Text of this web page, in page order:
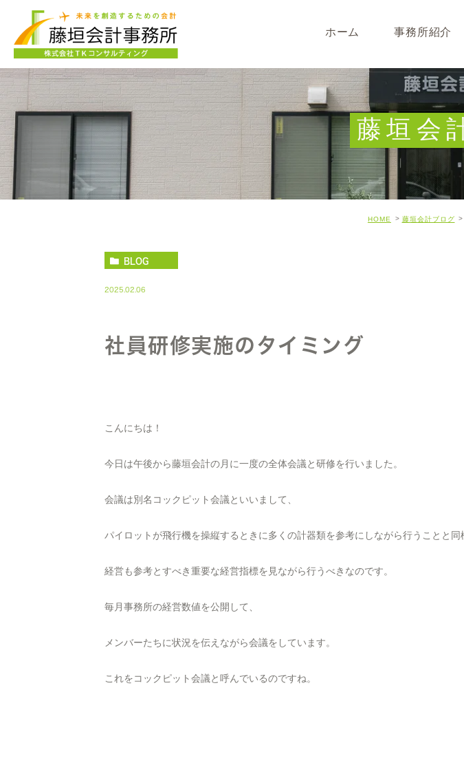
ホーム 事務所紹介
事務所･スタッ
求人募集
藤垣会
HOME 藤垣会計ブログ
BLOG
2025.02.06
社員研修実施のタイミング
こんにちは！
今日は午後から藤垣会計の月に一度の全体会議と研修を行いました。
会議は別名コックピット会議といいまして、
パイロットが飛行機を操縦するときに多くの計器類を参考にしながら行うことと同
経営も参考とすべき重要な経営指標を見ながら行うべきなのです。
毎月事務所の経営数値を公開して、
メンバーたちに状況を伝えながら会議をしています。
これをコックピット会議と呼んでいるのですね。